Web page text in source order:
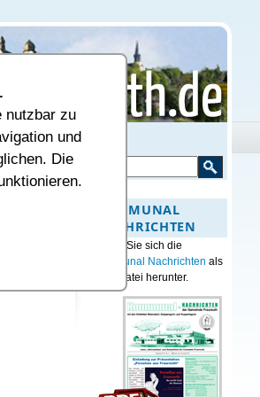
nutzbar zu
und
Die
KOMMUNAL
NACHRICHTEN
Laden Sie sich die
Kommunal Nachrichten als
PDF-Datei herunter.